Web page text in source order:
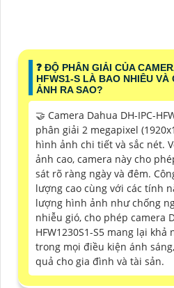
❓ ĐỘ PHÂN GIẢI CỦA
HFWS1-S LÀ BAO NHIÊU
ẢNH RA SAO?
🤝 Camera Dahua DH-IPC-
phân giải 2 megapixel
hình ảnh chi tiết và sắc nét.
ảnh cao, camera này cho
sát rõ ràng ngày và đêm.
lượng cao cùng với các tính
lượng hình ảnh như chống
nhiễu gió, cho phép camera
HFW1230S1-S5 mang lại
trong mọi điều kiện ánh
quả cho gia đình và tài sản.